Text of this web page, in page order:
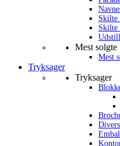
Skilte
Skilte
Mest solgte
Mest
Tryksager
Tryksager